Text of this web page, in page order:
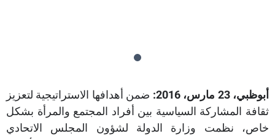
أبوظبي،23 مارس، 2016:
ضمن أهدافها الاستراتيجية لتعزيز
ثقافة المشاركة السياسية بين أفراد المجتمع والمرأة بشكل
خاص، نظمت وزارة الدولة لشؤون المجلس الاتحادي